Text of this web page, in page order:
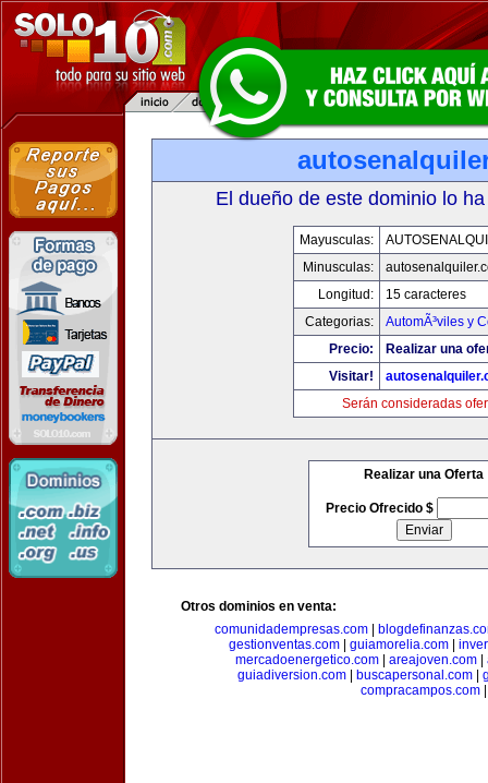
El dueño de este dominio lo
Mayusculas:
Minusculas:
Longitud:
15 caracteres
Categorias:
AutomÃ³viles y
Precio:
Realizar una
Visitar!
Serán consideradas
Realizar una Oferta
Precio Ofrecido $
Otros dominios en venta:
comunidadempresas.com|
gestionventas.com| guiamorelia.com|
mercadoenergetico.com| areajoven.com|
guiadiversion.com| buscapersonal.com|
compracampos.com